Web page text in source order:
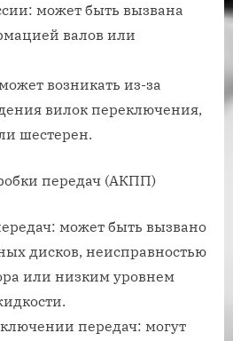
может быть вызвана
валов или
возникать из-за
вилок переключения,
шестерен.
передач (АКПП)
может быть вызвано
дисков, неисправностью
или низким уровнем
передач: могут